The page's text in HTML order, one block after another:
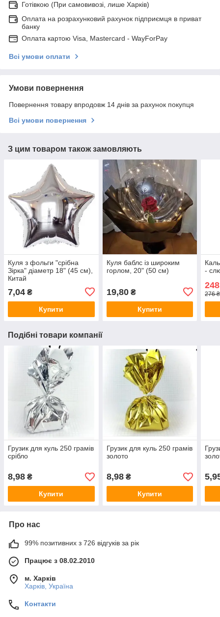
Готівкою (При самовивозі, лише Харків)
Оплата на розрахунковий рахунок підприємця в приват
банку
Оплата картою Visa, Mastercard - WayForPay
Всі умови оплати
Умови повернення
Повернення товару впродовж 14 днів за рахунок покупця
Всі умови повернення
З цим товаром також замовляють
Куля з фольги "срібна
Зірка" діаметр 18" (45 см),
Китай
7,04 ₴
Купити
Куля баблс із широким
горлом, 20" (50 см)
19,80₴
Купити
-
276
Подібні товари компанії
Грузик для куль 250 грамів
срібло
8,98 ₴
Купити
Грузик для куль 250 грамів
золото
8,98₴
Купити
Про нас
99% позитивних з 726 відгуків за рік
Працює з 08.02.2010
м. Харків
Харків, Україна
Контакти